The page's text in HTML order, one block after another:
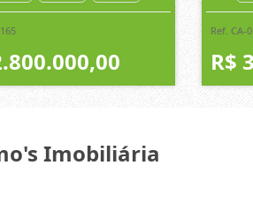
Ref. CA-
R$
Imobiliária